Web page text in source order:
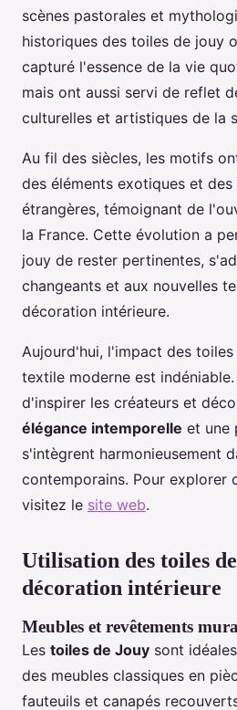
scènes pastorales et
historiques des toiles de jouy
capturé l'essence de la vie
mais ont aussi servi de reflet
culturelles et artistiques de la
Au fil des siècles, les motifs
des éléments exotiques et des
étrangères, témoignant de
la France. Cette évolution a
jouy de rester pertinentes,
changeants et aux nouvelles
décoration intérieure.
Aujourd'hui, l'impact des
textile moderne est
d'inspirer les créateurs et
élégance intemporelle et une
s'intègrent harmonieusement
contemporains. Pour explorer
visitez le site web.
Utilisation des toiles
décoration intérieure
Meubles et revêtements
Les toiles de Jouy sont
des meubles classiques en
fauteuils et canapés